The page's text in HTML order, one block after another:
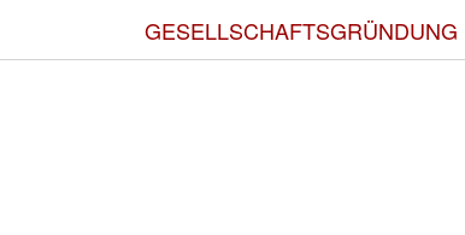
GESELLSCHAFTSGRÜNDUNG